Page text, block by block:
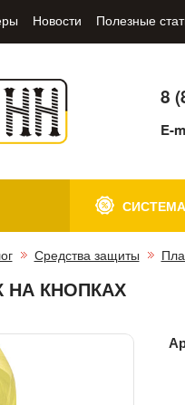
Новости Полезные
8
E-
Средства защиты
КНОПКАХ